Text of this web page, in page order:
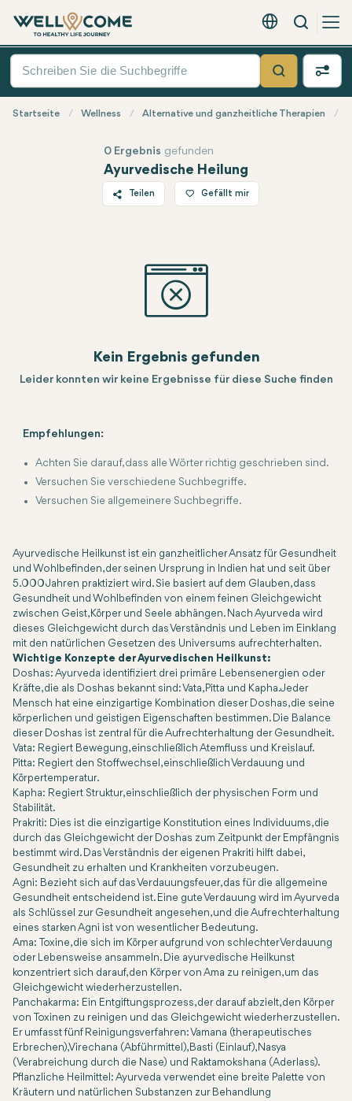
Deutsch - EUR
Suche
Quick
Suche
Startseite Wellness Alternative und ganzheitliche Therapien
Ayurvedische Heilung
0 Ergebnis gefunden
Teilen
WhatsApp
Gefällt mir
Kein Ergebnis gefunden
Leider konnten wir keine Ergebnisse für diese Suche finden
Empfehlungen:
Achten Sie darauf, dass alle Wörter richtig geschrieben sind.
Versuchen Sie verschiedene Suchbegriffe.
Versuchen Sie allgemeinere Suchbegriffe.
Ayurvedische Heilkunst ist ein ganzheitlicher Ansatz für Gesundheit
und Wohlbefinden, der seinen Ursprung in Indien hat und seit über
5.000 Jahren praktiziert wird. Sie basiert auf dem Glauben, dass
Gesundheit und Wohlbefinden von einem feinen Gleichgewicht
zwischen Geist, Körper und Seele abhängen. Nach Ayurveda wird
dieses Gleichgewicht durch das Verständnis und Leben im Einklang
mit den natürlichen Gesetzen des Universums aufrechterhalten.
Wichtige Konzepte der Ayurvedischen Heilkunst:
Doshas: Ayurveda identifiziert drei primäre Lebensenergien oder
Kräfte, die als Doshas bekannt sind: Vata, Pitta und Kapha. Jeder
Mensch hat eine einzigartige Kombination dieser Doshas, die seine
körperlichen und geistigen Eigenschaften bestimmen. Die Balance
dieser Doshas ist zentral für die Aufrechterhaltung der Gesundheit.
Vata: Regiert Bewegung, einschließlich Atemfluss und Kreislauf.
Pitta: Regiert den Stoffwechsel, einschließlich Verdauung und
Körpertemperatur.
Kapha: Regiert Struktur, einschließlich der physischen Form und
Stabilität.
Prakriti: Dies ist die einzigartige Konstitution eines Individuums, die
durch das Gleichgewicht der Doshas zum Zeitpunkt der Empfängnis
bestimmt wird. Das Verständnis der eigenen Prakriti hilft dabei,
Gesundheit zu erhalten und Krankheiten vorzubeugen.
Agni: Bezieht sich auf das Verdauungsfeuer, das für die allgemeine
Gesundheit entscheidend ist. Eine gute Verdauung wird im Ayurveda
als Schlüssel zur Gesundheit angesehen, und die Aufrechterhaltung
eines starken Agni ist von wesentlicher Bedeutung.
Ama: Toxine, die sich im Körper aufgrund von schlechter Verdauung
oder Lebensweise ansammeln. Die ayurvedische Heilkunst
konzentriert sich darauf, den Körper von Ama zu reinigen, um das
Gleichgewicht wiederherzustellen.
Panchakarma: Ein Entgiftungsprozess, der darauf abzielt, den Körper
von Toxinen zu reinigen und das Gleichgewicht wiederherzustellen.
Er umfasst fünf Reinigungsverfahren: Vamana (therapeutisches
Erbrechen), Virechana (Abführmittel), Basti (Einlauf), Nasya
(Verabreichung durch die Nase) und Raktamokshana (Aderlass).
Pflanzliche Heilmittel : Ayurveda verwendet eine breite Palette von
Kräutern und natürlichen Substanzen zur Behandlung